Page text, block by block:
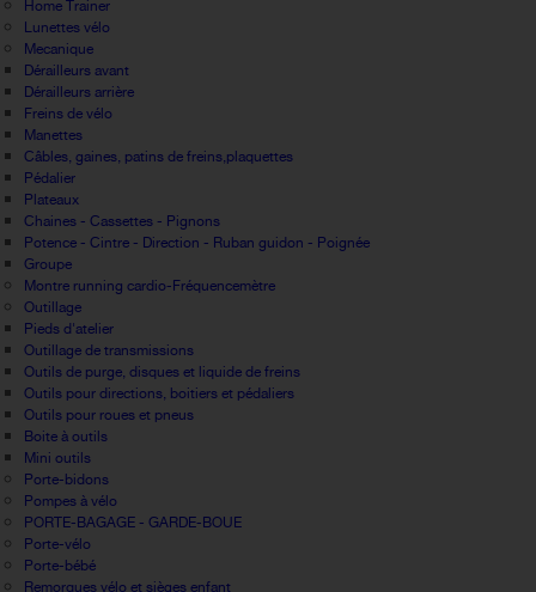
Home Trainer
Lunettes vélo
Mecanique
Dérailleurs avant
Dérailleurs arrière
Freins de vélo
Manettes
Câbles, gaines, patins de freins,plaquettes
Pédalier
Plateaux
Chaines - Cassettes - Pignons
Potence - Cintre - Direction - Ruban guidon - Poignée
Groupe
Montre running cardio-Fréquencemètre
Outillage
Pieds d'atelier
Outillage de transmissions
Outils de purge, disques et liquide de freins
Outils pour directions, boitiers et pédaliers
Outils pour roues et pneus
Boite à outils
Mini outils
Porte-bidons
Pompes à vélo
PORTE-BAGAGE - GARDE-BOUE
Porte-vélo
Porte-bébé
Remorques vélo et sièges enfant